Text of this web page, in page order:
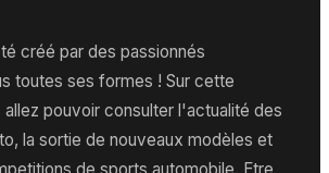
créé par des passionnés
toutes ses formes ! Sur cette
pouvoir consulter l'actualité des
la sortie de nouveaux modèles et